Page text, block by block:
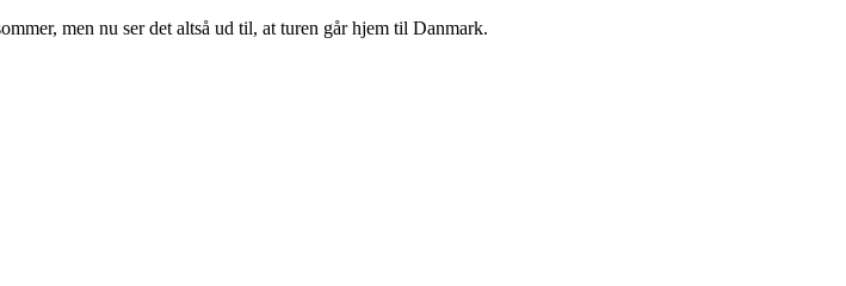
men nu ser det altså ud til, at turen går hjem til Danmark.